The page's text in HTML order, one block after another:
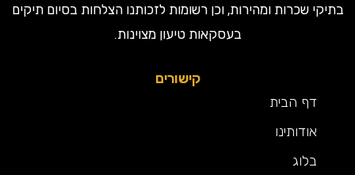
שכרות ומהירות, וכן רשומות לזכותנו הצלחות בסיום תיקים
בעסקאות טיעון מצוינות.
קישורים
דף הבית
אודותינו